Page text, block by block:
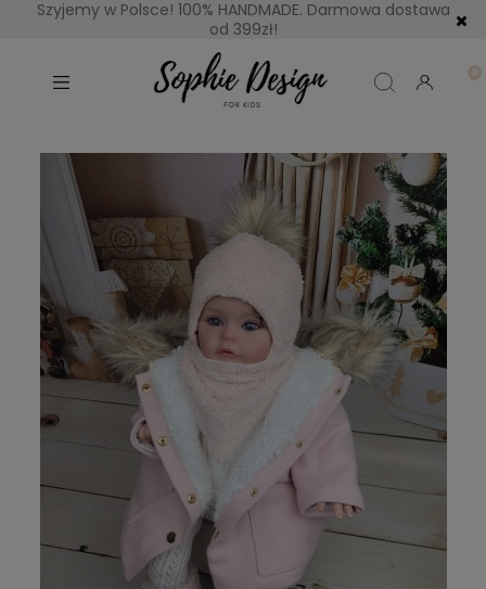
Szyjemy w Polsce! 100% HANDMADE. Darmowa dostawa
od 399zł!